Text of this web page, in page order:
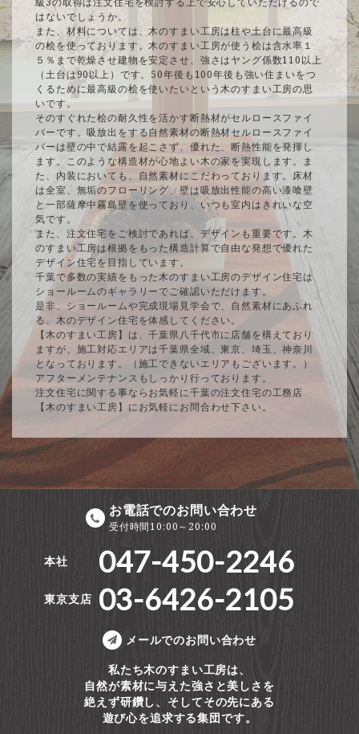
はないでしょうか。
また、材料については、木のすまい工房は柱や土台に最高級
の桧を使っております。木のすまい工房が使う桧は含水率１
５％まで乾燥させ建物を安定させ、強さはヤング係数110以上
（土台は90以上）です。50年後も100年後も強い住まいをつ
くるために最高級の桧を使いたいという木のすまい工房の思
いです。
そのすぐれた桧の耐久性を活かす断熱材がセルロースファイ
バーです。吸放出をする自然素材の断熱材セルロースファイ
バーは壁の中で結露を起こさず、優れた、断熱性能を発揮し
ます。このような構造材が心地よい木の家を実現します。ま
た、内装においても、自然素材にこだわっております。床材
は全室、無垢のフローリング、壁は吸放出性能の高い漆喰壁
と一部薩摩中霧島壁を使っており、いつも室内はきれいな空
気です。
また、注文住宅をご検討であれば、デザインも重要です。木
のすまい工房は根拠をもった構造計算で自由な発想で優れた
デザイン住宅を目指しています。
千葉で多数の実績をもった木のすまい工房のデザイン住宅は
ショールームのギャラリーでご確認いただけます。
是非、ショールームや完成現場見学会で、自然素材にあふれ
る、木のデザイン住宅を体感してください。
【木のすまい工房】は、千葉県八千代市に店舗を構えており
ますが、施工対応エリアは千葉県全域、東京、埼玉、神奈川
となっております。（施工できないエリアもございます。）
アフターメンテナンスもしっかり行っております。
注文住宅に関する事ならお気軽に千葉の注文住宅の工務店
【木のすまい工房】にお気軽にお問合わせ下さい。
お電話でのお問い合わせ
受付時間10:00～20:00
本社 047-450-2246
東京支店 03-6426-2105
メールでのお問い合わせ
私たち木のすまい工房は、
自然が素材に与えた強さと美しさを
絶えず研鑽し、そしてその先にある
遊び心を追求する集団です。